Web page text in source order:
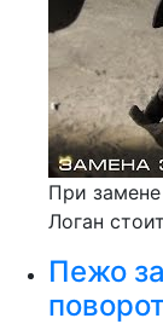
При
Логан
Пежо